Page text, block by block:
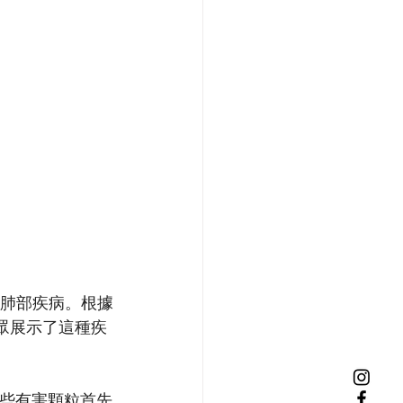
部疾病。根據
展示了這種疾